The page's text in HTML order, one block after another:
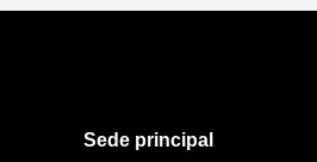
Sede principal